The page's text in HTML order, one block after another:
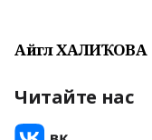
Айгөл ХАЛИҠОВА
Читайте нас